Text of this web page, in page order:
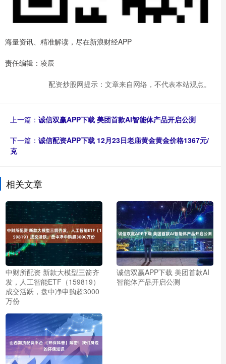
海量资讯、精准解读，尽在新浪财经APP
责任编辑：凌辰
配资炒股网提示：文章来自网络，不代表本站观点。
上一篇： 诚信双赢APP下载 美团首款AI智能体产品开启公测
下一篇： 诚信配资APP下载 12月23日老庙黄金黄金价格1367元/
克
相关文章
中财所配资 新款大模型三箭齐
发，人工智能ETF（159819）
成交活跃，盘中净申购超3000
万份
诚信双赢APP下载 美团首款AI
智能体产品开启公测